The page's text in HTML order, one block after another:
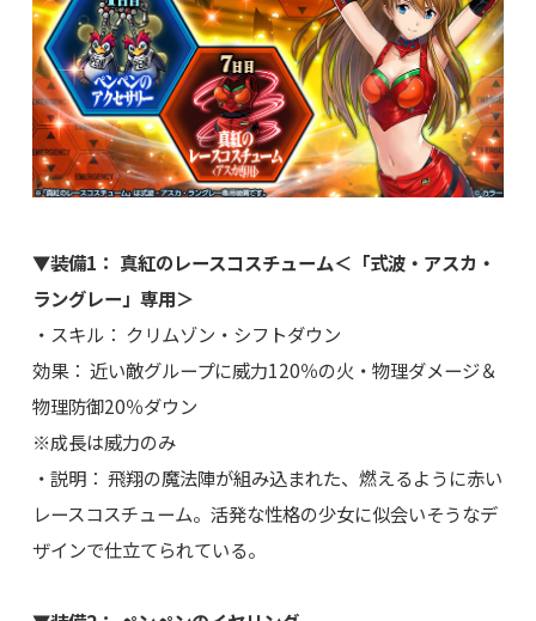
▼装備1： 真紅のレースコスチューム＜「式波・アスカ・
ラングレー」専用＞
・スキル： クリムゾン・シフトダウン
効果： 近い敵グループに威力120％の火・物理ダメージ＆
物理防御20％ダウン
※成長は威力のみ
・説明： 飛翔の魔法陣が組み込まれた、燃えるように赤い
レースコスチューム。活発な性格の少女に似会いそうなデ
ザインで仕立てられている。